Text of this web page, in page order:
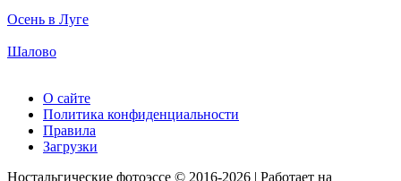
Осень в Луге
Шалово
О сайте
Политика конфиденциальности
Правила
Загрузки
Ностальгические фотоэссе © 2016-2026 | Работает на